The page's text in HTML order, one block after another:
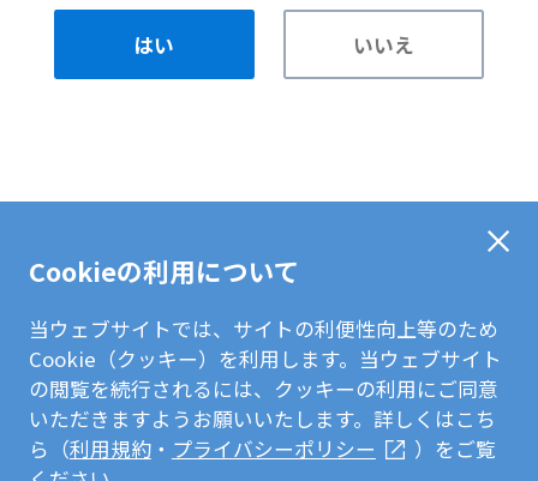
はい いいえ
Cookieの利用について
当ウェブサイトでは、サイトの利便性向上等のため
Cookie（クッキー）を利用します。当ウェブサイト
の閲覧を続行されるには、クッキーの利用にご同意
いただきますようお願いいたします。詳しくはこち
ら（利用規約・ プライバシーポリシー
）をご覧